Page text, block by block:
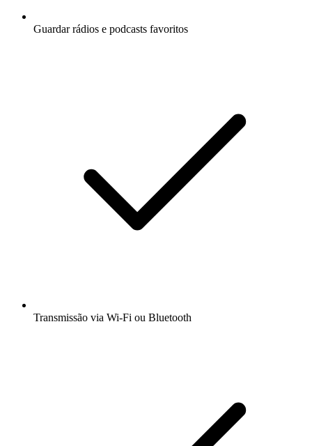
Guardar rádios e podcasts favoritos
Transmissão via Wi-Fi ou Bluetooth